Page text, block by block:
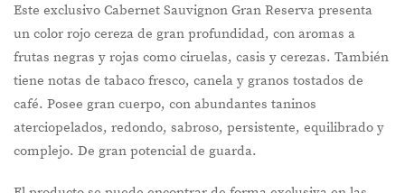
Este exclusivo Cabernet Sauvignon Gran Reserva presenta
un color rojo cereza de gran profundidad, con aromas a
frutas negras y rojas como ciruelas, casis y cerezas. También
tiene notas de tabaco fresco, canela y granos tostados de
café. Posee gran cuerpo, con abundantes taninos
aterciopelados, redondo, sabroso, persistente, equilibrado y
complejo. De gran potencial de guarda.